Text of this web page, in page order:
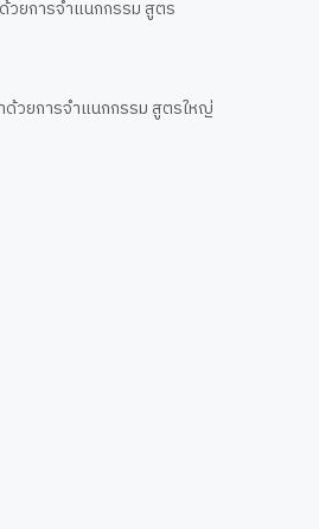
วยการจำแนกกรรม สูตร
ก
ด้วยการจำแนกกรรม สูตรใหญ่